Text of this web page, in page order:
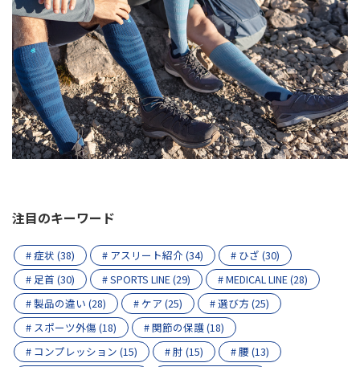
注目のキーワード
# 症状 (38) # アスリート紹介 (34)
# ひざ (30)
# 足首 (30)
# SPORTS LINE (29)
# MEDICAL LINE (28)
# 製品の違い (28)
# ケア (25)
# 選び方 (25)
# スポーツ外傷 (18)
# 関節の保護 (18)
# コンプレッション (15)
# 肘 (15)
# 腰 (13)